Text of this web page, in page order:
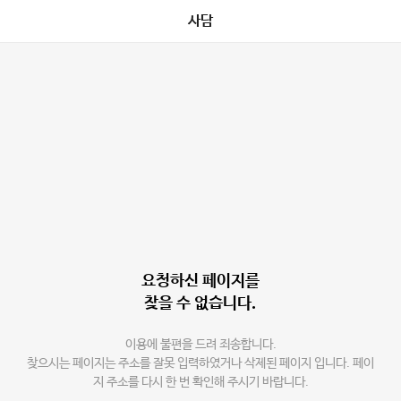
사담
요청하신 페이지를
찾을 수 없습니다.
이용에 불편을 드려 죄송합니다.
찾으시는 페이지는 주소를 잘못 입력하였거나 삭제된 페이지 입니다. 페이
지 주소를 다시 한 번 확인해 주시기 바랍니다.